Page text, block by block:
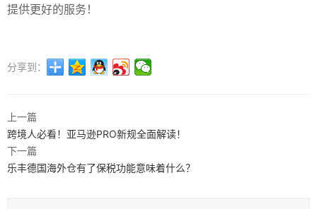
提供更好的服务！
分享到：
上一篇
跨境人必看！亚马逊PRO新规全面解读！
下一篇
乐丰德国海外仓有了保税功能意味着什么？